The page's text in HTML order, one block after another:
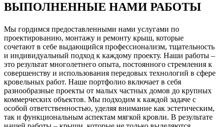
ВЫПОЛНЕННЫЕ НАМИ РАБОТЫ
Мы гордимся предоставленными нами услугами по
проектированию, монтажу и ремонту крыш, которые
сочетают в себе выдающийся профессионализм, тщательность
и индивидуальный подход к каждому проекту. Наши работы –
это результат многолетнего опыта, постоянного стремления к
совершенству и использования передовых технологий в сфере
кровельных работ. Наше портфолио включает в себя
разнообразные проекты от малых частных домов до крупных
коммерческих объектов. Мы подходим к каждой задаче с
особой ответственностью, уделяя внимание как эстетическим,
так и функциональным аспектам мягкой кровли. В результате